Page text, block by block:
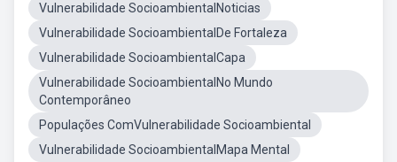
Vulnerabilidade SocioambientalNoticias
Vulnerabilidade SocioambientalDe Fortaleza
Vulnerabilidade SocioambientalCapa
Vulnerabilidade SocioambientalNo Mundo
Contemporâneo
Populações ComVulnerabilidade Socioambiental
Vulnerabilidade SocioambientalMapa Mental